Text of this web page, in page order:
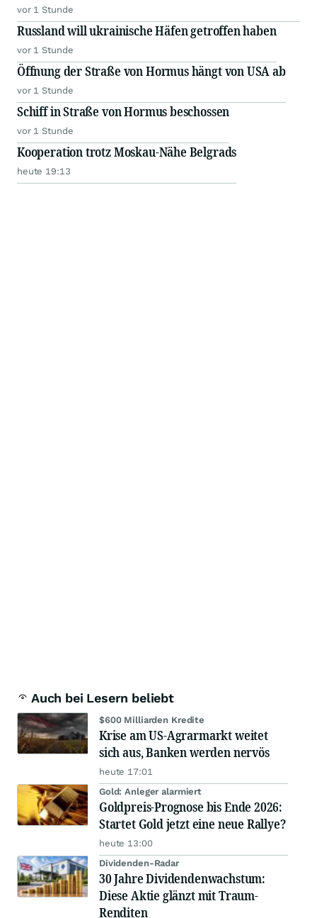
vor 1 Stunde
Russland will ukrainische Häfen getroffen haben
vor 1 Stunde
Öffnung der Straße von Hormus hängt von USA ab
vor 1 Stunde
Schiff in Straße von Hormus beschossen
vor 1 Stunde
Kooperation trotz Moskau-Nähe Belgrads
heute 19:13
Auch bei Lesern beliebt
$600 Milliarden Kredite
Krise am US-Agrarmarkt weitet
sich aus, Banken werden nervös
heute 17:01
Gold: Anleger alarmiert
Goldpreis-Prognose bis Ende 2026:
Startet Gold jetzt eine neue Rallye?
heute 13:00
Dividenden-Radar
30 Jahre Dividendenwachstum:
Diese Aktie glänzt mit Traum-
Renditen